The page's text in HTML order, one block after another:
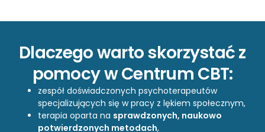
Dlaczego warto skorzystać z
pomocy w Centrum CBT:
zespół doświadczonych psychoterapeutów
specjalizujących się w pracy z lękiem społecznym,
terapia oparta na sprawdzonych, naukowo
potwierdzonych metodach,